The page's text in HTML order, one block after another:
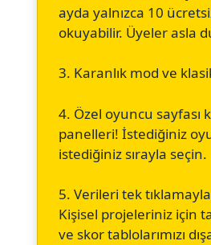
ayda yalnızca 10
okuyabilir. Üyeler asla
3. Karanlık mod ve
4. Özel oyuncu sayfası
panelleri! İstediğiniz
istediğiniz sırayla seçin.
5. Verileri tek
Kişisel projeleriniz için
ve skor tablolarımızı